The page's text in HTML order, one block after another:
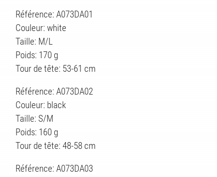
Référence: A073DA01
Couleur: white
Taille: M/L
Poids: 170 g
Tour de tête: 53-61 cm
Référence: A073DA02
Couleur: black
Taille: S/M
Poids: 160 g
Tour de tête: 48-58 cm
Référence: A073DA03